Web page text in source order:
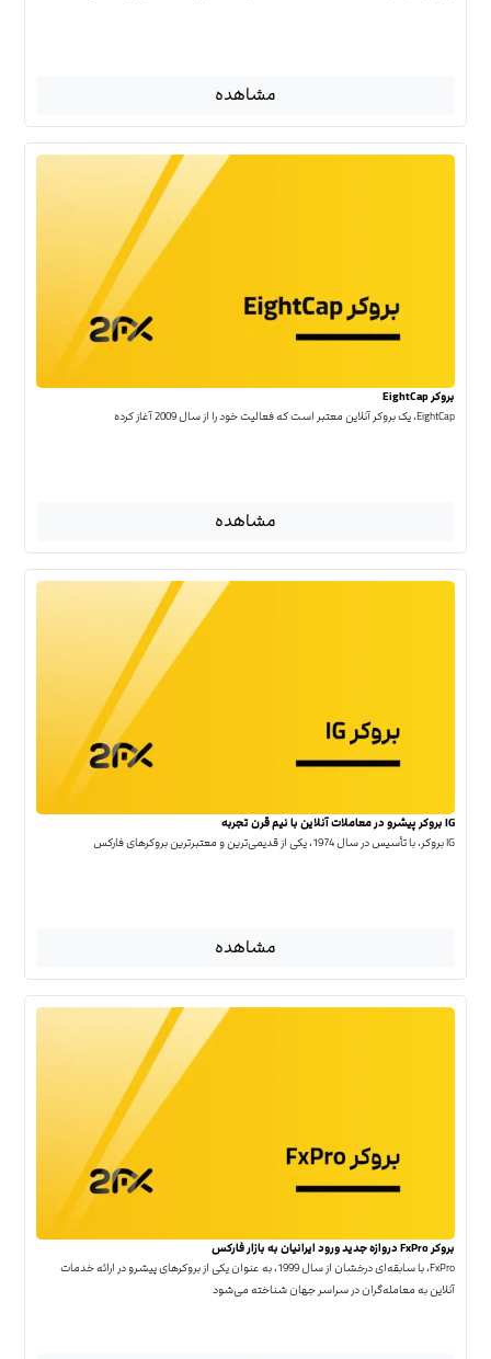
مشاهده
بروکر EightCap
EightCap، یک بروکر آنلاین معتبر است که فعالیت خود را از سال 2009 آغاز کرده
مشاهده
IG بروکر پیشرو در معاملات آنلاین با نیم قرن تجربه
IG بروکر، با تأسیس در سال 1974، یکی از قدیمی‌ترین و معتبرترین بروکرهای فارکس
مشاهده
بروکر FxPro دروازه جدید ورود ایرانیان به بازار فارکس
FxPro، با سابقه‌ای درخشان از سال 1999، به عنوان یکی از بروکرهای پیشرو در ارائه خدمات
آنلاین به معامله‌گران در سراسر جهان شناخته می‌شود